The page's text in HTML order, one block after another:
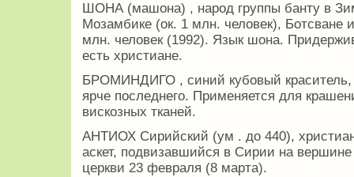
ШОНА (машона) , народ группы банту в
Мозамбике (ок. 1 млн. человек),
млн. человек (1992). Язык шона.
есть христиане.
БРОМИНДИГО , синий кубовый краситель,
ярче последнего. Применяется для
вискозных тканей.
АНТИОХ Сирийский (ум . до 440),
аскет, подвизавшийся в Сирии на
церкви 23 февраля (8 марта).